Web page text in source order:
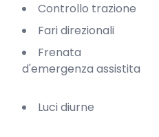
Controllo trazione
Fari direzionali
Frenata
d'emergenza assistita
Luci diurne